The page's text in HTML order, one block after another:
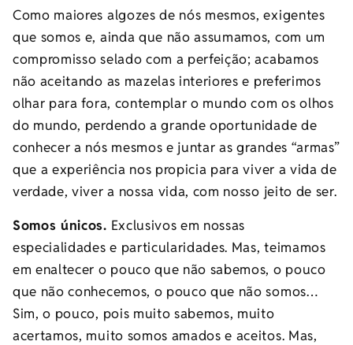
Como maiores algozes de nós mesmos, exigentes
que somos e, ainda que não assumamos, com um
compromisso selado com a perfeição; acabamos
não aceitando as mazelas interiores e preferimos
olhar para fora, contemplar o mundo com os olhos
do mundo, perdendo a grande oportunidade de
conhecer a nós mesmos e juntar as grandes “armas”
que a experiência nos propicia para viver a vida de
verdade, viver a nossa vida, com nosso jeito de ser.
Somos únicos. Exclusivos em nossas
especialidades e particularidades. Mas, teimamos
em enaltecer o pouco que não sabemos, o pouco
que não conhecemos, o pouco que não somos…
Sim, o pouco, pois muito sabemos, muito
acertamos, muito somos amados e aceitos. Mas,